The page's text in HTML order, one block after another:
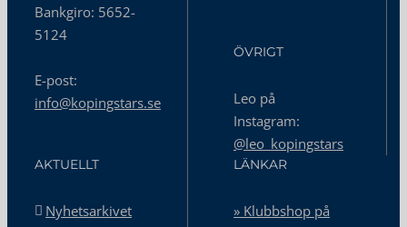
Bankgiro: 5652-
5124
E-post:
info@kopingstars.se
ÖVRIGT
Leo på
Instagram:
@leo_kopingstars
AKTUELLT
Nyhetsarkivet
LÄNKAR
» Klubbshop på